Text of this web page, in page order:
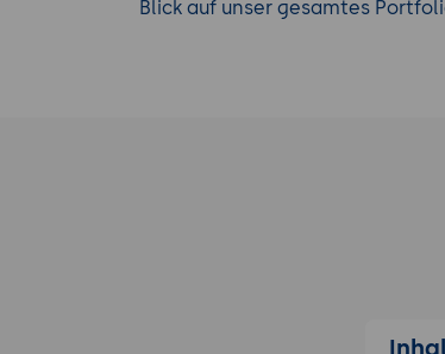
Blick auf unser gesamtes